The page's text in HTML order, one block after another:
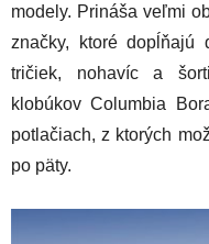
modely. Prináša veľmi
značky, ktoré dopĺňajú
tričiek, nohavíc a
klobúkov Columbia
potlačiach, z ktorých
po päty.